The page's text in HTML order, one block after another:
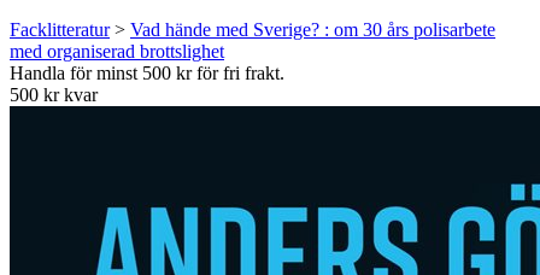
Facklitteratur> Vad hände med Sverige? : om 30 års polisarbete
med organiserad brottslighet
Handla för minst 500 kr för fri frakt.
500 kr kvar